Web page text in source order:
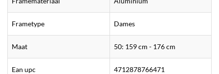
Frametype Dames
Maat 50: 159 cm - 176 cm
Ean upc 4712878766471